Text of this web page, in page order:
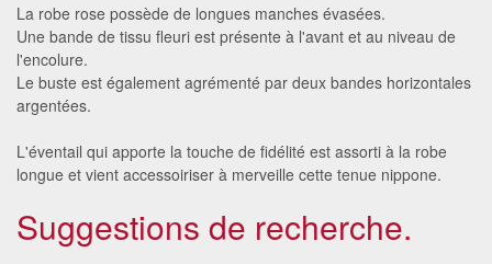
La robe rose possède de longues manches évasées.
Une bande de tissu fleuri est présente à l'avant et au niveau de
l'encolure.
Le buste est également agrémenté par deux bandes horizontales
argentées.
L'éventail qui apporte la touche de fidélité est assorti à la robe
longue et vient accessoiriser à merveille cette tenue nippone.
Suggestions de recherche.